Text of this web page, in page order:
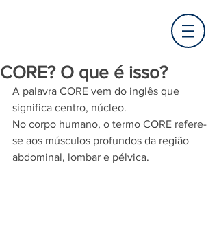
CORE? O que é isso?
A palavra CORE vem do inglês que
significa centro, núcleo.
No corpo humano, o termo CORE refere-
se aos músculos profundos da região
abdominal, lombar e pélvica.